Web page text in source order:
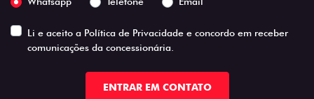
Li e aceito a Política de Privacidade e concordo em receber
comunicações da concessionária.
ENTRAR EM CONTATO